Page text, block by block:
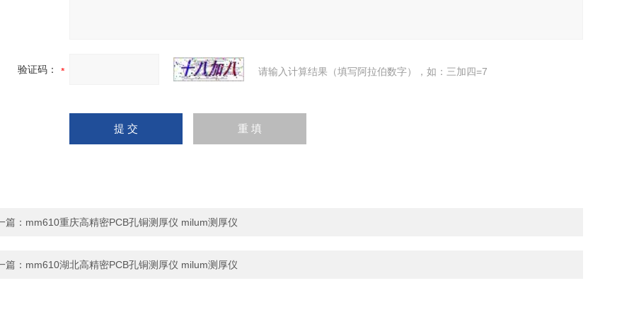
验证码： 请输入计算结果（填写阿拉伯数字），如：三加四=7
篇： mm610重庆高精密PCB孔铜测厚仪 milum测厚仪
篇： mm610湖北高精密PCB孔铜测厚仪 milum测厚仪